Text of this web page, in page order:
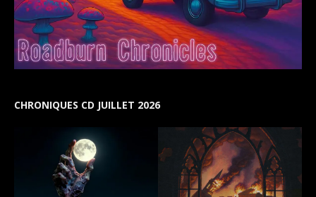
CHRONIQUES CD JUILLET 2026